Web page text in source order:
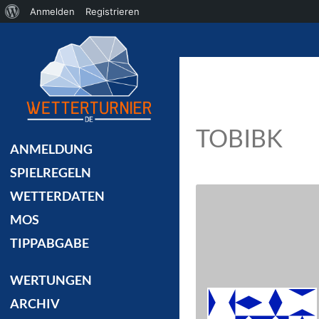
TOBIBK
ANMELDUNG
SPIELREGELN
WETTERDATEN
MOS
TIPPABGABE
WERTUNGEN
ARCHIV
Über
Anmelden Registrieren